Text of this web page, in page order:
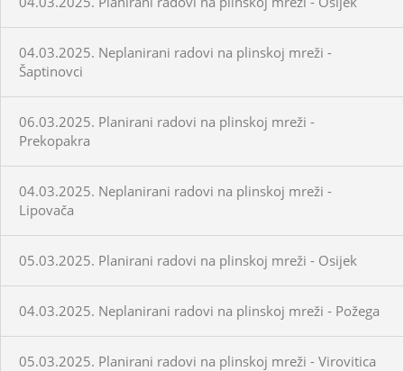
04.03.2025. Neplanirani radovi na plinskoj mreži -
Šaptinovci
06.03.2025. Planirani radovi na plinskoj mreži -
Prekopakra
04.03.2025. Neplanirani radovi na plinskoj mreži -
Lipovača
05.03.2025. Planirani radovi na plinskoj mreži - Osijek
04.03.2025. Neplanirani radovi na plinskoj mreži - Požega
05.03.2025. Planirani radovi na plinskoj mreži - Virovitica